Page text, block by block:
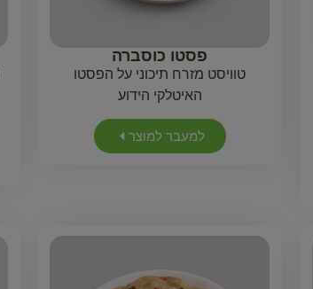
פסטו כוסברה
טוויסט מזרח תיכוני על הפסטו
האיטלקי הידוע
למעבר למוצר